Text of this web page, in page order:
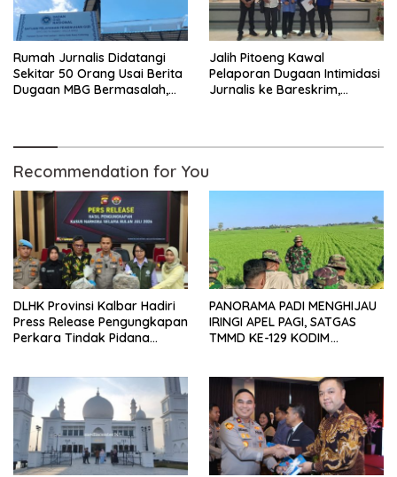
Rumah Jurnalis Didatangi
Sekitar 50 Orang Usai Berita
Dugaan MBG Bermasalah,
Jalih Pitoeng Kawal
Pelaporan Dugaan Intimidasi
Jurnalis ke Bareskrim,
Recommendation for You
DLHK Provinsi Kalbar Hadiri
Press Release Pengungkapan
Perkara Tindak Pidana
PANORAMA PADI MENGHIJAU
IRINGI APEL PAGI, SATGAS
TMMD KE-129 KODIM